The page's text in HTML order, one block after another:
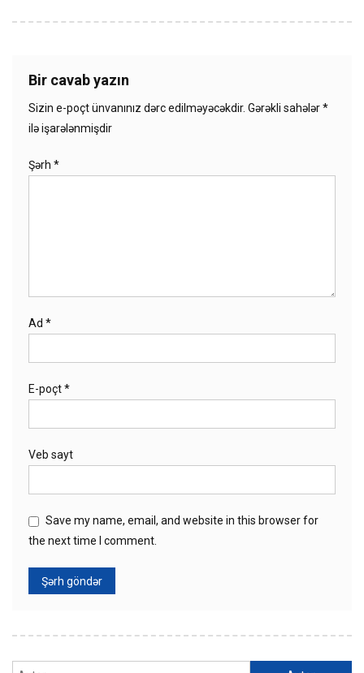
Bir cavab yazın
Sizin e-poçt ünvanınız dərc edilməyəcəkdir. Gərəkli sahələr*
ilə işarələnmişdir
Şərh *
Ad *
E-poçt*
Veb sayt
Save my name, email, and website in this browser for
the next time I comment.